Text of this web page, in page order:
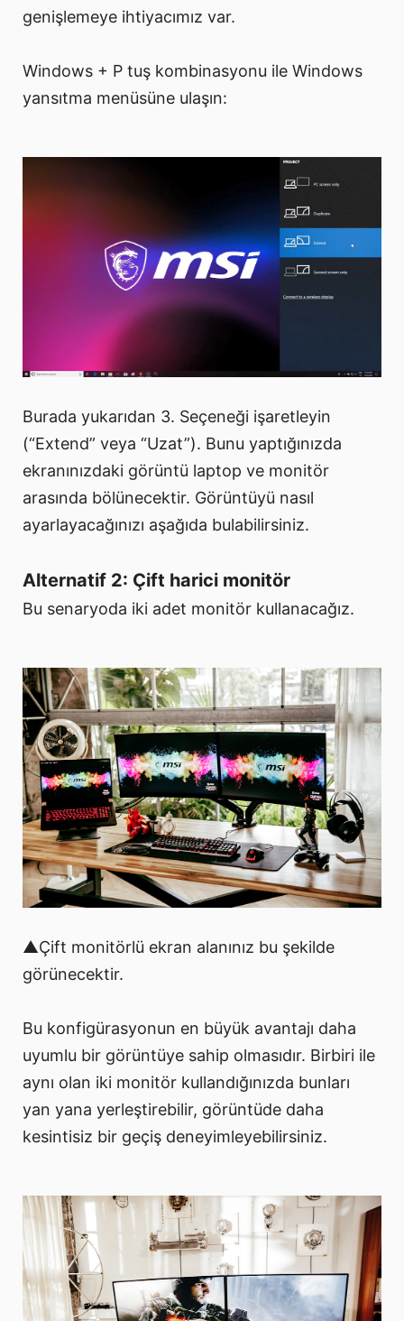
genişlemeye ihtiyacımız var.
Windows + P tuş kombinasyonu ile Windows
yansıtma menüsüne ulaşın:
Burada yukarıdan 3. Seçeneği işaretleyin
(“Extend” veya “Uzat”). Bunu yaptığınızda
ekranınızdaki görüntü laptop ve monitör
arasında bölünecektir. Görüntüyü nasıl
ayarlayacağınızı aşağıda bulabilirsiniz.
Alternatif 2: Çift harici monitör
Bu senaryoda iki adet monitör kullanacağız.
▲Çift monitörlü ekran alanınız bu şekilde
görünecektir.
Bu konfigürasyonun en büyük avantajı daha
uyumlu bir görüntüye sahip olmasıdır. Birbiri ile
aynı olan iki monitör kullandığınızda bunları
yan yana yerleştirebilir, görüntüde daha
kesintisiz bir geçiş deneyimleyebilirsiniz.